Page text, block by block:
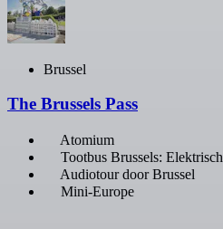
Brussel
The Brussels Pass
Atomium
Tootbus Brussels:
Audiotour door Brussel
Mini-Europe